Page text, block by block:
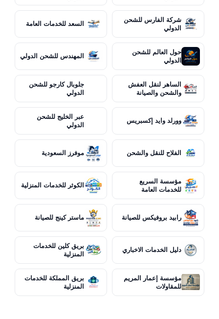
شركة الفارس للشحن
الدولي
السعد للخدمات العامة
حول العالم للشحن
الدولي
المهندس للشحن الدولي
الساهر لنقل العفش
والشحن والصيانة
جلوبال كارجو للشحن
الدولي
وورلد وايد إكسبريس
عبر الخليج للشحن
الدولي
الفلاح للنقل والشحن موفرز السعودية
مؤسسة السريع
للخدمات العامة
الكوثر للخدمات المنزلية
رابيد بروفيكس للصيانة ماستر كينج للصيانة
دليل الخدمات الاخباري
بريق كلين للخدمات
المنزلية
مؤسسة إعمار المريم
للمقاولات
بريق المملكة للخدمات
المنزلية